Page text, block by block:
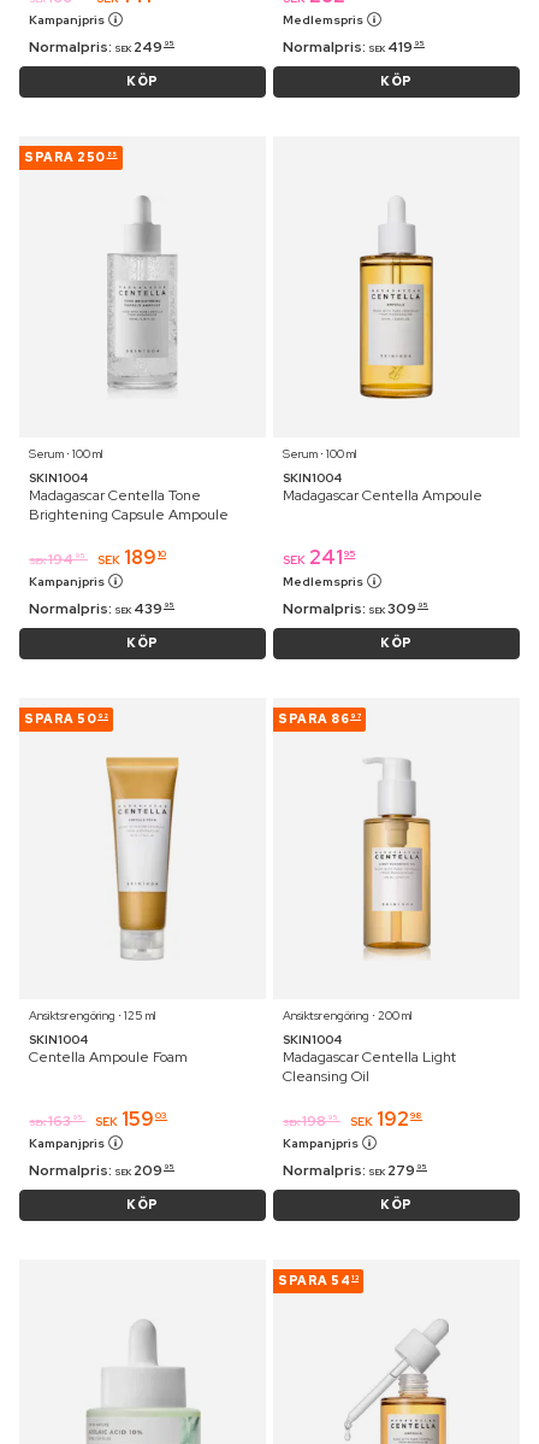
Kampanjpris
Normalpris: SEK 249 95
KÖP
Medlemspris
Normalpris: SEK 419 95
KÖP
SPARA 250 85
Serum ⋅ 100 ml
SKIN1004
Madagascar Centella Tone
Brightening Capsule Ampoule
SEK 194 95 SEK 189 10
Kampanjpris
Normalpris: SEK 439 95
KÖP
Serum ⋅ 100 ml
SKIN1004
Madagascar Centella Ampoule
SEK 241 95
Medlemspris
Normalpris: SEK 309 95
KÖP
SPARA 50 92
Ansiktsrengöring ⋅ 125 ml
SKIN1004
Centella Ampoule Foam
SEK 163 95 SEK 159 03
Kampanjpris
Normalpris: SEK 209 95
KÖP
SPARA 86 97
Ansiktsrengöring ⋅ 200 ml
SKIN1004
Madagascar Centella Light
Cleansing Oil
SEK 198 95 SEK 192 98
Kampanjpris
Normalpris: SEK 279 95
KÖP
SPARA 54 13